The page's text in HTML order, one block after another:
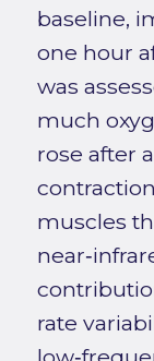
baseline,
one hour
was
much
rose after
muscles
rate